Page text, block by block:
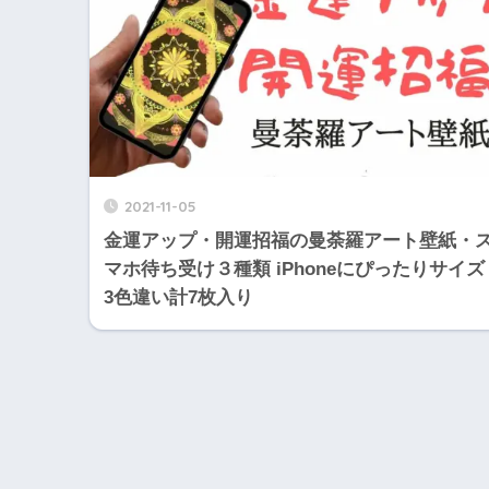
2021-11-05
金運アップ・開運招福の曼荼羅アート壁紙・
マホ待ち受け３種類 iPhoneにぴったりサイズ
3色違い計7枚入り